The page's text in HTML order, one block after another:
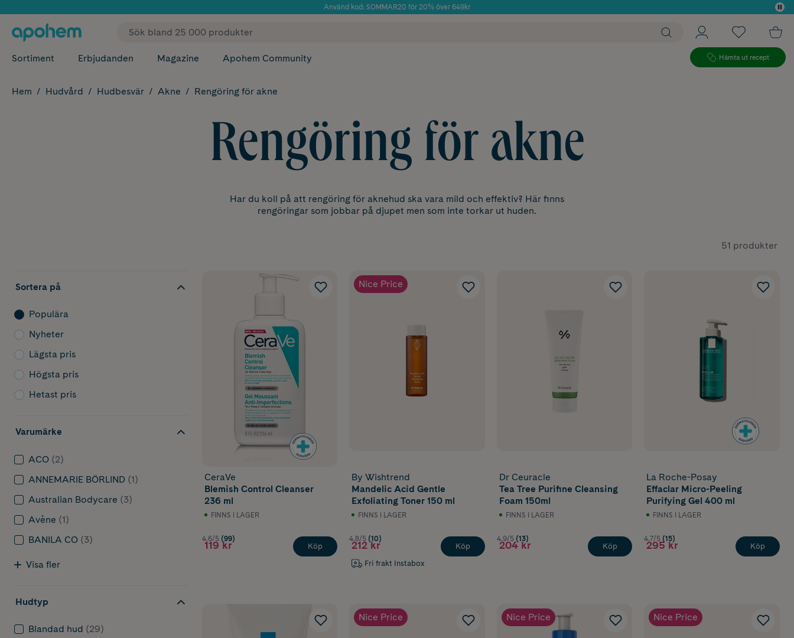
Använd kod: SOMMAR20 för 20% över 649kr
✓ Fri frakt
Sortiment Erbjudanden Magazine Apohem Community Hämta ut recept
Hem Hudvård Hudbesvär Akne Rengöring för akne
Rengöring för akne
Har du koll på att rengöring för aknehud ska vara mild och effektiv? Här finns
rengöringar som jobbar på djupet men som inte torkar ut huden.
51 produkter
Sortera på
Populära
Nyheter
Lägsta pris
Högsta pris
Hetast pris
Varumärke
ACO (2)
ANNEMARIE BÖRLIND (1)
Australian Bodycare (3)
Avène (1)
BANILA CO (3)
Visa fler
Hudtyp
Blandad hud (29)
CeraVe
Blemish Control Cleanser
236 ml
FINNS I LAGER
4.6/5 (99)
119 kr Köp
Nice Price
By Wishtrend
Mandelic Acid Gentle
Exfoliating Toner 150 ml
FINNS I LAGER
4.8/5 (10)
212 kr
Fri frakt Instabox
Köp
Dr Ceuracle
Tea Tree Purifine Cleansing
Foam 150ml
FINNS I LAGER
4.9/5 (13)
204 kr Köp
La Roche-Posay
Effaclar Micro-Peeling
Purifying Gel 400 ml
FINNS I LAGER
4.7/5 (15)
295 kr Köp
Nice Price Nice Price Nice Price